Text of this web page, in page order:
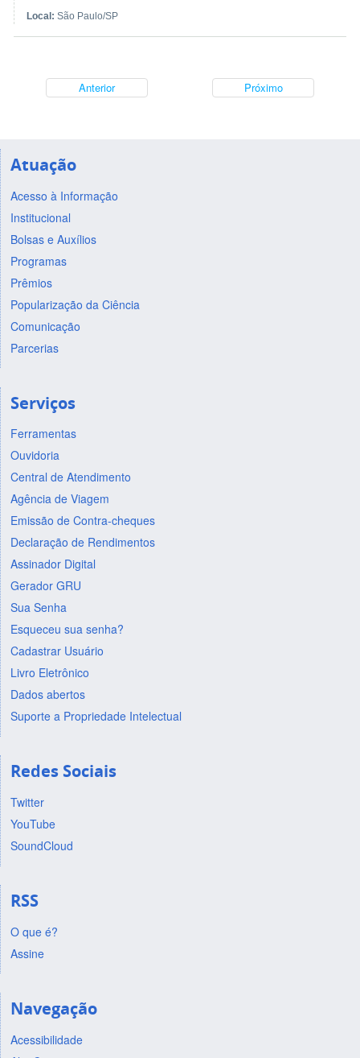
Local: São Paulo/SP
Anterior Próximo
Atuação
Acesso à Informação
Institucional
Bolsas e Auxílios
Programas
Prêmios
Popularização da Ciência
Comunicação
Parcerias
Serviços
Ferramentas
Ouvidoria
Central de Atendimento
Agência de Viagem
Emissão de Contra-cheques
Declaração de Rendimentos
Assinador Digital
Gerador GRU
Sua Senha
Esqueceu sua senha?
Cadastrar Usuário
Livro Eletrônico
Dados abertos
Suporte a Propriedade Intelectual
Redes Sociais
Twitter
YouTube
SoundCloud
RSS
O que é?
Assine
Navegação
Acessibilidade